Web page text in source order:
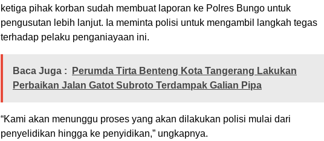
ketiga pihak korban sudah membuat laporan ke Polres Bungo untuk
pengusutan lebih lanjut. Ia meminta polisi untuk mengambil langkah tegas
terhadap pelaku penganiayaan ini.
Baca Juga :
Perumda Tirta Benteng Kota Tangerang Lakukan
Perbaikan Jalan Gatot Subroto Terdampak Galian Pipa
“Kami akan menunggu proses yang akan dilakukan polisi mulai dari
penyelidikan hingga ke penyidikan,” ungkapnya.